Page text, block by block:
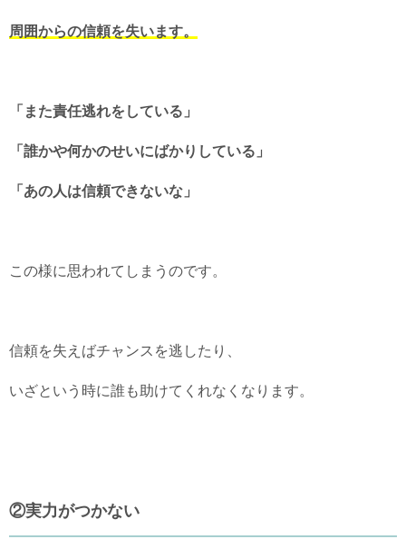
周囲からの信頼を失います。
「また責任逃れをしている」
「誰かや何かのせいにばかりしている」
「あの人は信頼できないな」
この様に思われてしまうのです。
信頼を失えばチャンスを逃したり、
いざという時に誰も助けてくれなくなります。
②実力がつかない